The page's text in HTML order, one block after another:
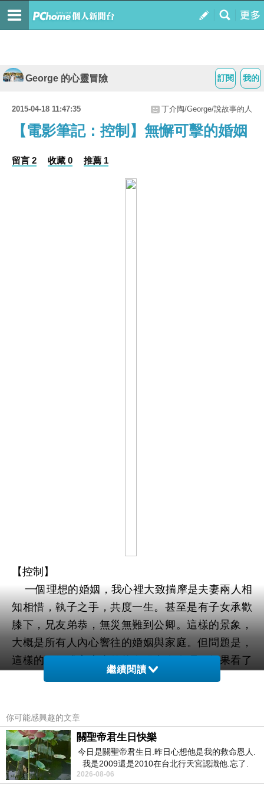
我的
訂閱
George 的心靈冒險
2015-04-18 11:47:35 丁介陶/George/說故事的人
【電影筆記：控制】無懈可擊的婚姻
留言 2 收藏 0 推薦 1
【控制】
一個理想的婚姻，我心裡大致揣摩是夫妻兩人相
知相惜，執子之手，共度一生。甚至是有子女承歡
膝下，兄友弟恭，無災無難到公卿。這樣的景象，
大概是所有人內心響往的婚姻與家庭。但問題是，
這樣的婚姻或家庭真的能在現實存在嗎？如果看了
電影《控制》，或許會把我們對婚姻的美好逐一打
的尼克‧鄧恩(Ben Affleck飾)想把老婆愛咪‧艾略特
(Rosamund Pike飾)的腦袋打開來看，瞧瞧她到底
在想什麼。
當愛咪劫後餘生，準備與尼克進行電視節目的專
繼續閱讀
你可能感興趣的文章
關聖帝君生日快樂
今日是關聖帝君生日.昨日心想他是我的救命恩人.
我是2009還是2010在台北行天宮認識他.忘了.
一個奇摩交友的網友學
2026-08-06